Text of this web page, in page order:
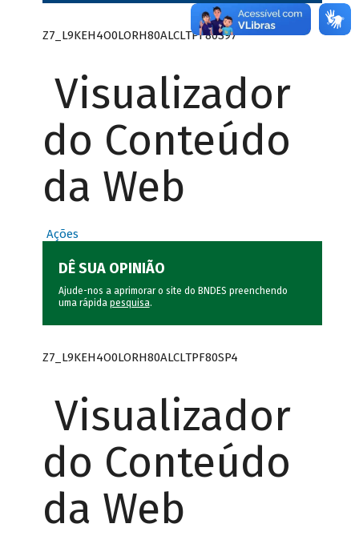
Z7_L9KEH4O0LORH80ALCLTPF80S97
Visualizador
do Conteúdo
da Web
Ações
DÊ SUA OPINIÃO
Ajude-nos a aprimorar o site do BNDES preenchendo
uma rápida pesquisa.
Z7_L9KEH4O0LORH80ALCLTPF80SP4
Visualizador
do Conteúdo
da Web